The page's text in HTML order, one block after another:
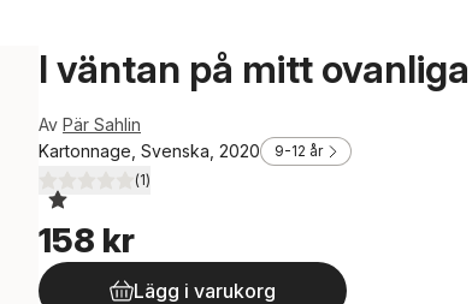
I väntan på mitt
Av Pär Sahlin
Kartonnage, Svenska, 2020
9-12 år
1,0utav 5 stjärnor. Totalt antal röster:
(1)
158 kr
Lägg i varukorg